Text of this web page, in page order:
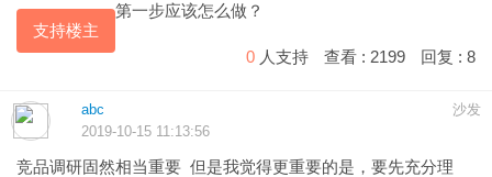
第一步应该怎么做？
支持楼主
0 人支持 查看 : 2199 回复 : 8
沙发
abc
2019-10-15 11:13:56
竞品调研固然相当重要 但是我觉得更重要的是，要先充分理